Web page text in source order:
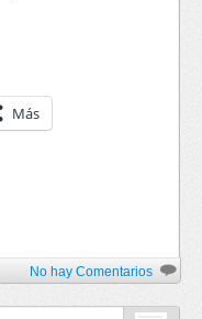
Más
No hay Comentarios